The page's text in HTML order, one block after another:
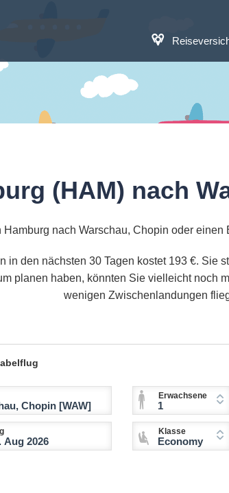
(HAM) nach
nach Warschau, Chopin oder
den nächsten 30 Tagen kostet 193 €. Sie
planen haben, könnten Sie vielleicht noch
wenigen Zwischenlandungen
Erwachsene
1
Klasse
Economy